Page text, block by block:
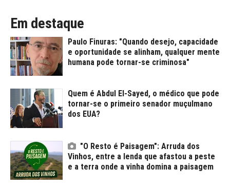
Em destaque
Paulo Finuras: "Quando desejo, capacidade
e oportunidade se alinham, qualquer mente
humana pode tornar-se criminosa"
Quem é Abdul El-Sayed, o médico que pode
tornar-se o primeiro senador muçulmano
dos EUA?
"O Resto é Paisagem": Arruda dos
Vinhos, entre a lenda que afastou a peste
e a terra onde a vinha domina a paisagem